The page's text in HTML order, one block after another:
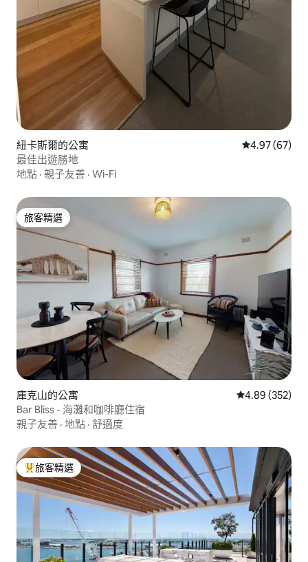
紐卡斯爾的公寓 從 67 則評價
4.97 (67)
最佳出遊勝地
地點 · 親子友善 · Wi-Fi
旅客精選
旅客精選
庫克山的公寓 從 352 則評價
4.89 (352)
Bar Bliss - 海灘和咖啡廳住宿
親子友善 · 地點 · 舒適度
旅客精選榜首
旅客精選